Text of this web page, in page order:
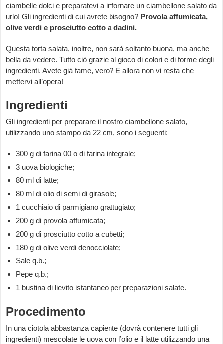
ciambelle dolci e preparatevi a infornare un ciambellone salato da
urlo! Gli ingredienti di cui avrete bisogno? Provola affumicata,
olive verdi e prosciutto cotto a dadini.
Questa torta salata, inoltre, non sarà soltanto buona, ma anche
bella da vedere. Tutto ciò grazie al gioco di colori e di forme degli
ingredienti. Avete già fame, vero? E allora non vi resta che
mettervi all’opera!
Ingredienti
Gli ingredienti per preparare il nostro ciambellone salato,
utilizzando uno stampo da 22 cm, sono i seguenti:
300 g di farina 00 o di farina integrale;
3 uova biologiche;
80 ml di latte;
80 ml di olio di semi di girasole;
1 cucchiaio di parmigiano grattugiato;
200 g di provola affumicata;
200 g di prosciutto cotto a cubetti;
180 g di olive verdi denocciolate;
Sale q.b.;
Pepe q.b.;
1 bustina di lievito istantaneo per preparazioni salate.
Procedimento
In una ciotola abbastanza capiente (dovrà contenere tutti gli
ingredienti) mescolate le uova con l’olio e il latte utilizzando una